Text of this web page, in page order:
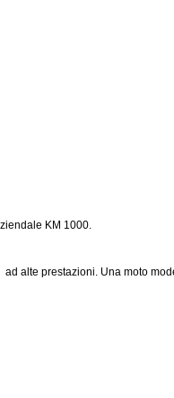
KM 1000.
alte prestazioni. Una moto